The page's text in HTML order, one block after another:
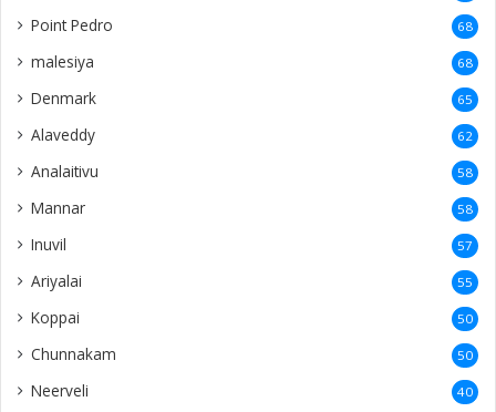
Point Pedro 68
malesiya 68
Denmark 65
Alaveddy 62
Analaitivu 58
Mannar 58
Inuvil 57
Ariyalai 55
Koppai 50
Chunnakam 50
Neerveli 40